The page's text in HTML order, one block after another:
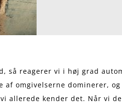
så reagerer vi i høj grad
af omgivelserne dominerer, og
allerede kender det. Når vi